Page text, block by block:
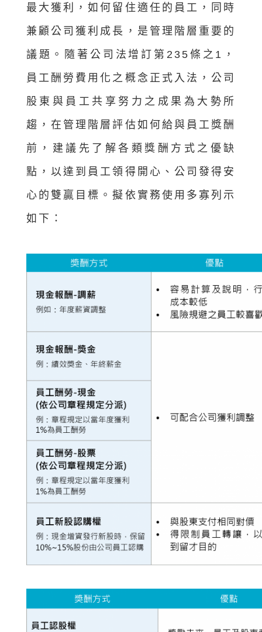
最大獲利，如何留住適任的員工，同時
兼顧公司獲利成長，是管理階層重要的
議題。隨著公司法增訂第235條之1，
員工酬勞費用化之概念正式入法，公司
股東與員工共享努力之成果為大勢所
趨，在管理階層評估如何給與員工獎酬
前，建議先了解各類獎酬方式之優缺
點，以達到員工領得開心、公司發得安
心的雙贏目標。擬依實務使用多寡列示
如下：